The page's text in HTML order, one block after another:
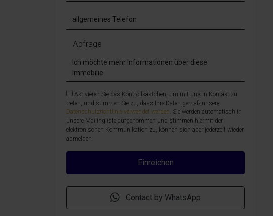
Abfrage
Aktivieren Sie das Kontrollkästchen, um mit uns in Kontakt zu
treten, und stimmen Sie zu, dass Ihre Daten gemäß unserer
Datenschutzrichtlinie verwendet werden . Sie werden automatisch in
unsere Mailingliste aufgenommen und stimmen hiermit der
elektronischen Kommunikation zu, können sich aber jederzeit wieder
abmelden.
Contact by WhatsApp